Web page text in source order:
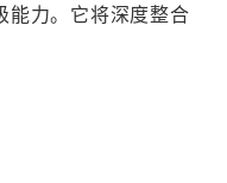
能力。它将深度整合